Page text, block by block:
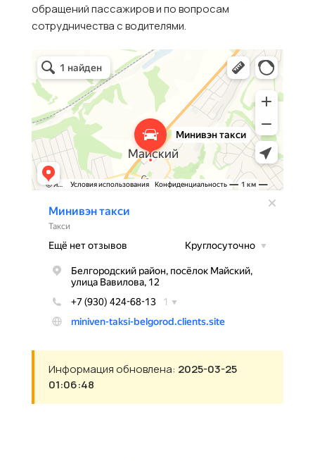
обращений пассажиров и по вопросам
сотрудничества с водителями.
Информация обновлена: 2025-03-25
01:06:48